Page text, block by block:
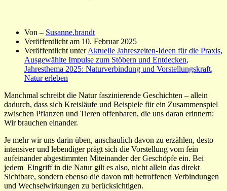
Von – Susanne.brandt
Veröffentlicht am 10. Februar 2025
Veröffentlicht unterAktuelle Jahreszeiten-Ideen für die Praxis,
Ausgewählte Impulse zum Stöbern und Entdecken,
Jahresthema 2025: Naturverbindung und Vorstellungskraft,
Natur erleben
Manchmal schreibt die Natur faszinierende Geschichten – allein
dadurch, dass sich Kreisläufe und Beispiele für ein Zusammenspiel
zwischen Pflanzen und Tieren offenbaren, die uns daran erinnern:
Wir brauchen einander.
Je mehr wir uns darin üben, anschaulich davon zu erzählen, desto
intensiver und lebendiger prägt sich die Vorstellung vom fein
aufeinander abgestimmten Miteinander der Geschöpfe ein. Bei
jedem Eingriff in die Natur gilt es also, nicht allein das direkt
Sichtbare, sondern ebenso die davon mit betroffenen Verbindungen
und Wechselwirkungen zu berücksichtigen.